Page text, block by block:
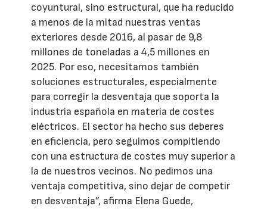
coyuntural, sino estructural, que ha reducido
a menos de la mitad nuestras ventas
exteriores desde 2016, al pasar de 9,8
millones de toneladas a 4,5 millones en
2025. Por eso, necesitamos también
soluciones estructurales, especialmente
para corregir la desventaja que soporta la
industria española en materia de costes
eléctricos. El sector ha hecho sus deberes
en eficiencia, pero seguimos compitiendo
con una estructura de costes muy superior a
la de nuestros vecinos. No pedimos una
ventaja competitiva, sino dejar de competir
en desventaja”, afirma Elena Guede,